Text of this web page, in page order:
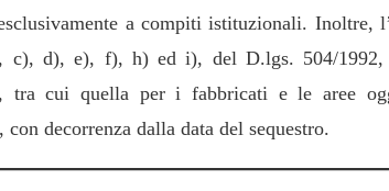
a compiti istituzionali. Inoltre,
c), d), e), f), h) ed i), del D.lgs. 504/1992,
tra cui quella per i fabbricati e le aree
decorrenza dalla data del sequestro.